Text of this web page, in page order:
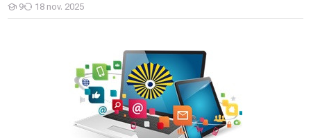
9
Estudiantes
18 nov. 2025